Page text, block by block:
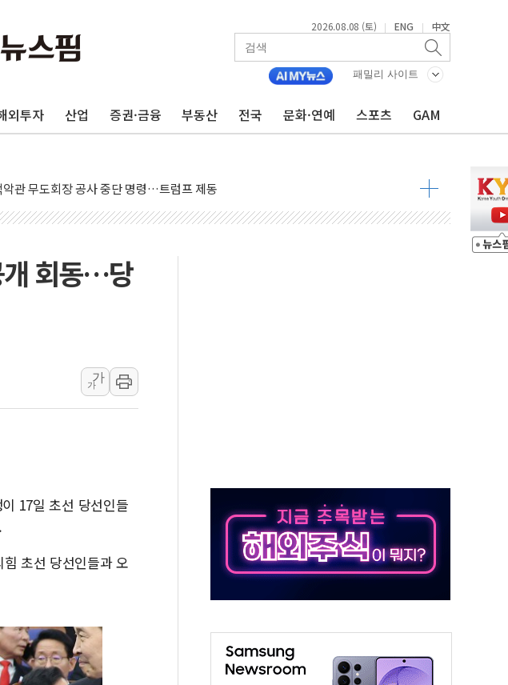
2026.08.08 (토) | ENG | 中文
패밀리 사이트
외투자 산업 증권·금융 부동산 전국 문화·연예 스포츠 GAM
니파 3국, '공동방위협정' 체결… 이스라엘·이란 위협에 맞설 자체 억지력 강화
악관 무도회장 공사 중단 명령…트럼프 제동
엔화 장중 급등…시장은 "또 개입했나" 촉각
욕 반도체주 프리뷰...美 고용 쇼크에 반도체주 '활짝'
, 美 고용 쇼크에 금리 인상 우려 후퇴…나스닥 선물 1%대 상승
와 MOU… "6·25 미군 실종자 7359명 끝까지 찾겠다"
려야"…파월 때와 달리 워시엔 톤 낮춰
폴리실리콘 관세 15% 부과…美 태양광주 급등
에르도안의 만남
에 국내 최대 규모 400MW 태양광 착공…여의도 1.6배 규모
개 회동…당
가
가
17일 초선 당선인들
초선 당선인들과 오